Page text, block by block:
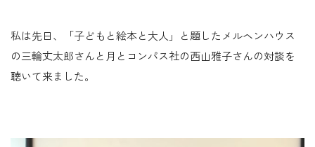
私は先日、「子どもと絵本と大人」と題したメルヘンハウス
の三輪丈太郎さんと月とコンパス社の西山雅子さんの対談を
聴いて来ました。